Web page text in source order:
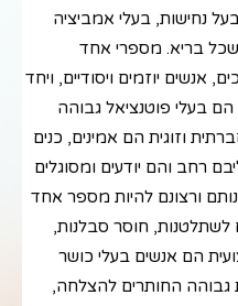
נחישות, בעלי אמביציה
בריא. מספרי אחד
אנשים יוזמים ויסודיים, ויחד
הם בעלי פוטנציאל גבוהה
וזוגית הם אמינים, כנים
רחב והם יודעים ומסוגלים
ורצונם להיות מספר אחד
לשתלטנות, חוסר סבלנות,
הם אנשים בעלי כושר
גבוהה החותרים להצלחה,